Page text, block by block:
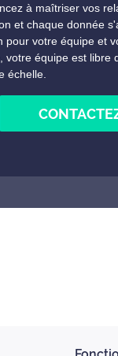
à maîtriser vos
et chaque donnée
votre équipe et
équipe est libre
échelle.